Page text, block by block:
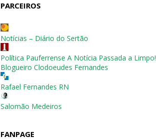
PARCEIROS
Notícias – Diário do Sertão
Política Pauferrense A Notícia Passada a Limpo!
Blogueiro Clodoeudes Fernandes
Rafael Fernandes RN
Salomão Medeiros
FANPAGE